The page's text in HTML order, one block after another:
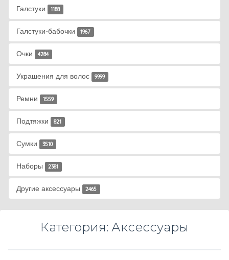
Галстуки 1188
Галстуки-бабочки 1967
Очки 4284
Украшения для волос 9999
Ремни 1559
Подтяжки 821
Сумки 3510
Наборы 2381
Другие аксессуары 2465
Категория: Аксессуары